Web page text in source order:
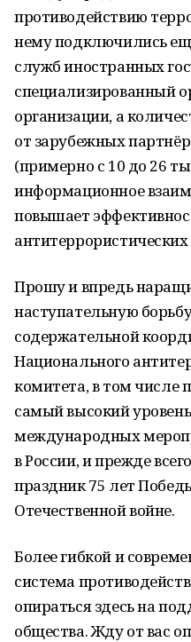
противодействию
нему подключились
служб иностранных
специализированный
организации, а
от зарубежных
(примерно с 10 до 26
информационное
повышает
Прошу и впредь
наступательную
содержательной
Национального
комитета, в том числе
самый высокий
международных
в России, и прежде
праздник 75 лет
Отечественной войне.
Более гибкой и
система
опираться здесь на
общества. Жду от вас